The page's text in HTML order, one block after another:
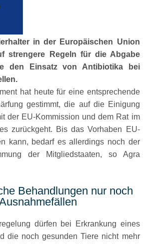
in der Europäischen Union
strengere Regeln für die Abgabe
den Einsatz von Antibiotika bei
hat heute für eine entsprechende
gestimmt, die auf die Einigung
der EU-Kommission und dem Rat im
zurückgeht. Bis das Vorhaben EU-
kann, bedarf es allerdings noch der
der Mitgliedstaaten, so Agra
Behandlungen nur noch
dürfen bei Erkrankung eines
die noch gesunden Tiere nicht mehr